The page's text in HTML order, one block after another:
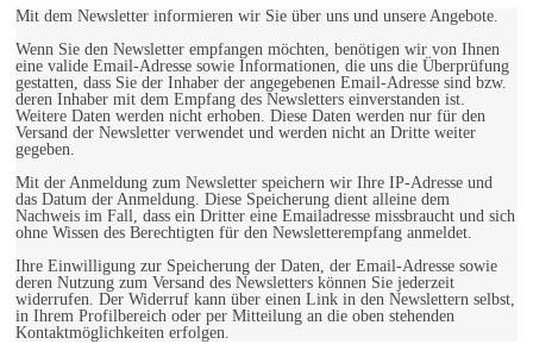
Mit dem Newsletter informieren wir Sie über uns und unsere Angebote.
Wenn Sie den Newsletter empfangen möchten, benötigen wir von Ihnen
eine valide Email-Adresse sowie Informationen, die uns die Überprüfung
gestatten, dass Sie der Inhaber der angegebenen Email-Adresse sind bzw.
deren Inhaber mit dem Empfang des Newsletters einverstanden ist.
Weitere Daten werden nicht erhoben. Diese Daten werden nur für den
Versand der Newsletter verwendet und werden nicht an Dritte weiter
gegeben.
Mit der Anmeldung zum Newsletter speichern wir Ihre IP-Adresse und
das Datum der Anmeldung. Diese Speicherung dient alleine dem
Nachweis im Fall, dass ein Dritter eine Emailadresse missbraucht und sich
ohne Wissen des Berechtigten für den Newsletterempfang anmeldet.
Ihre Einwilligung zur Speicherung der Daten, der Email-Adresse sowie
deren Nutzung zum Versand des Newsletters können Sie jederzeit
widerrufen. Der Widerruf kann über einen Link in den Newslettern selbst,
in Ihrem Profilbereich oder per Mitteilung an die oben stehenden
Kontaktmöglichkeiten erfolgen.